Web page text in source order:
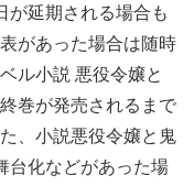
が延期される場合も
があった場合は随時
ル小説 悪役令嬢と
巻が発売されるまで
、小説悪役令嬢と鬼
台化などがあった場